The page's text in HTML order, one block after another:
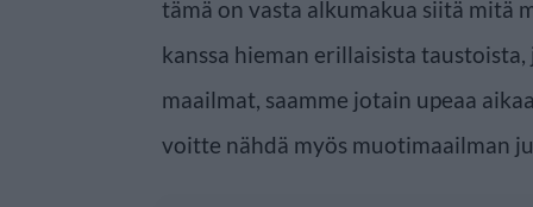
tämä on vasta alkumakua siitä mitä
kanssa hieman erillaisista
maailmat, saamme jotain upeaa
voitte nähdä myös muotimaailman